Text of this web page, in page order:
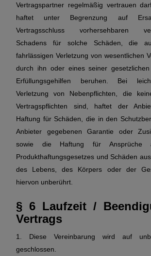
Vertragspartner regelmäßig vertrauen
haftet unter Begrenzung auf
Vertragsschluss vorhersehbaren
Schadens für solche Schäden, die
fahrlässigen Verletzung von wesentlichen
durch ihn oder eines seiner
Erfüllungsgehilfen beruhen. Bei
Verletzung von Nebenpflichten, die
Vertragspflichten sind, haftet der
Haftung für Schäden, die in den
Anbieter gegebenen Garantie oder
sowie die Haftung für Ansprüche
Produkthaftungsgesetzes und Schäden
des Lebens, des Körpers oder der
hiervon unberührt.
§ 6 Laufzeit /
Vertrags
1. Diese Vereinbarung wird auf
geschlossen.